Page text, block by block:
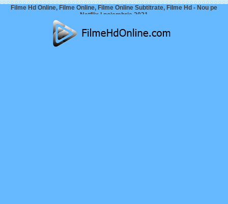
Filme Hd Online, Filme Online, Filme Online Subtitrate, Filme Hd - Nou pe
Netflix | noiembrie 2021